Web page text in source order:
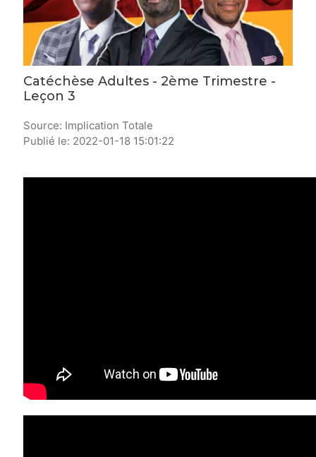
Catéchèse Adultes - 2ème Trimestre -
Leçon 3
Source: Implication Totale
Publié le: 2022-01-18 15:01:22